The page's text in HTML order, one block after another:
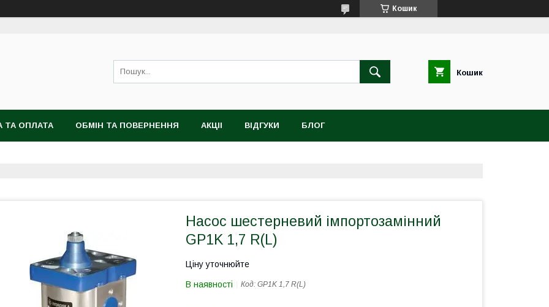
Кошик
Кошик
ТА ОПЛАТА ОБМІН ТА ПОВЕРНЕННЯ АКЦІІ ВІДГУКИ БЛОГ
Насос шестерневий імпортозамінний
GP1K 1,7 R(L)
Ціну уточнюйте
В наявності Код: GP1K 1,7 R(L)